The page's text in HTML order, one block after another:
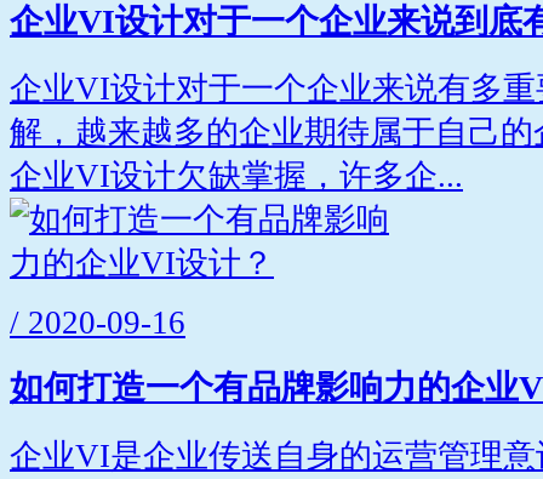
企业VI设计对于一个企业来说到底
企业VI设计对于一个企业来说有多
解，越来越多的企业期待属于自己
企业VI设计欠缺掌握，许多企...
/ 2020-09-16
如何打造一个有品牌影响力的企业
企业VI是企业传送自身的运营管理